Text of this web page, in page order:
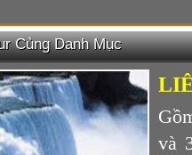
Cùng Danh Mục
và